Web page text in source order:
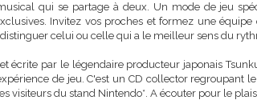
qui se partage à deux. Un mode de jeu
Invitez vos proches et formez une
celui ou celle qui a le meilleur sens du
écrite par le légendaire producteur japonais
de jeu. C'est un CD collector regroupant
visiteurs du stand Nintendo*. A écouter pour le